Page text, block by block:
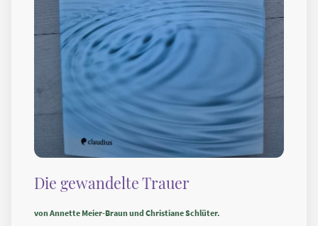
Die gewandelte Trauer
von Annette Meier-Braun und Christiane Schlüter.